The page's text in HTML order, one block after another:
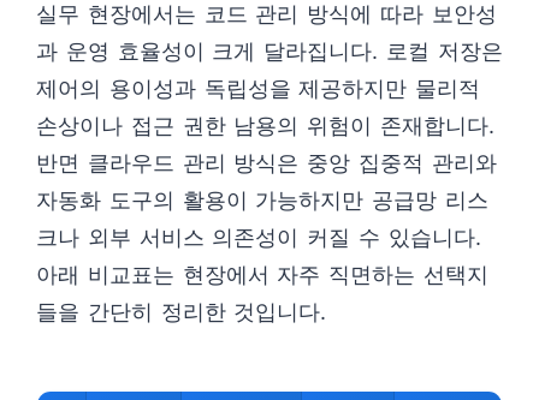
실무 현장에서는 코드 관리 방식에 따라 보안성
과 운영 효율성이 크게 달라집니다. 로컬 저장은
제어의 용이성과 독립성을 제공하지만 물리적
손상이나 접근 권한 남용의 위험이 존재합니다.
반면 클라우드 관리 방식은 중앙 집중적 관리와
자동화 도구의 활용이 가능하지만 공급망 리스
크나 외부 서비스 의존성이 커질 수 있습니다.
아래 비교표는 현장에서 자주 직면하는 선택지
들을 간단히 정리한 것입니다.